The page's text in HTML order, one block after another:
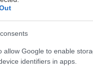
allow Google to enable
identifiers in apps.
παίρνουν δύο
την τύχη τους παρά
του κειμένου